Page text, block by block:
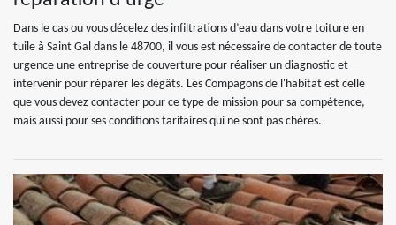
Dans le cas ou vous décelez des infiltrations d’eau dans votre toiture en
tuile à Saint Gal dans le 48700, il vous est nécessaire de contacter de toute
urgence une entreprise de couverture pour réaliser un diagnostic et
intervenir pour réparer les dégâts. Les Compagons de l'habitat est celle
que vous devez contacter pour ce type de mission pour sa compétence,
mais aussi pour ses conditions tarifaires qui ne sont pas chères.